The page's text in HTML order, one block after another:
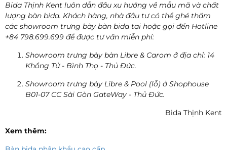
Bida Thịnh Kent luôn dẫn đầu xu hướng về mẫu mã và chất
lượng bàn bida. Khách hàng, nhà đầu tư có thể ghé thăm
các showroom trưng bày bàn bida tại hoặc gọi đến Hotline
+84 798.699.699 để được tư vấn miễn phí:
Showroom trưng bày bàn Libre & Carom ở địa chỉ: 14
Khổng Tử - Bình Thọ - Thủ Đức.
Showroom trưng bày Libre & Pool (lỗ) ở Shophouse
B01-07 CC Sài Gòn GateWay - Thủ Đức.
Bida Thịnh Kent
Xem thêm: